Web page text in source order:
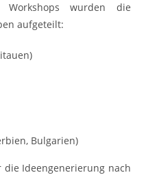
wurden die
aufgeteilt:
Bulgarien)
die Ideengenerierung nach